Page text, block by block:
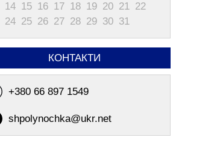
14 15 16 17 18 19 20 21 22
24 25 26 27 28 29 30 31
КОНТАКТИ
+380 66 897 1549
shpolynochka@ukr.net